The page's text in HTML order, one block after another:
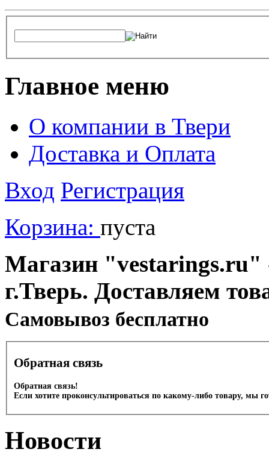
Главное меню
О компании в Твери
Доставка и Оплата
Вход Регистрация
Корзина: пуста
Магазин "vestarings.ru"
г.Тверь. Доставляем
Cамовывоз бесплатно
Обратная связь
Обратная связь!
Если хотите проконсультироваться по какому-либо товару, мы
Новости